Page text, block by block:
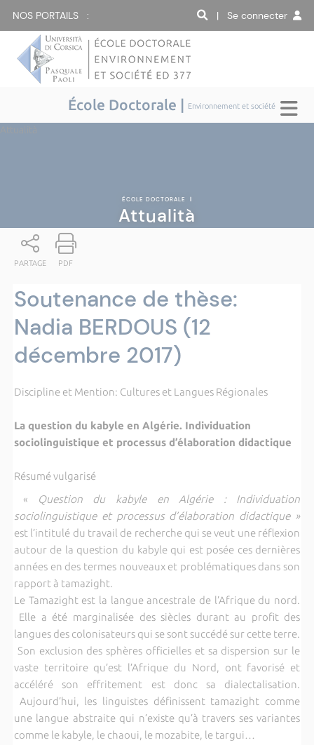
NOS PORTAILS : | Se connecter
École Doctorale | Environnement et société
ÉCOLE DOCTORALE |
Attualità
PARTAGE PDF
Soutenance de thèse:
Nadia BERDOUS (12
décembre 2017)
Discipline et Mention: Cultures et Langues Régionales
La question du kabyle en Algérie. Individuation
sociolinguistique et processus d’élaboration didactique
Résumé vulgarisé
«
Question du kabyle en Algérie : Individuation
sociolinguistique et processus d’élaboration didactique »
est l’intitulé du travail de recherche qui se veut une réflexion
autour de la question du kabyle qui est posée ces dernières
années en des termes nouveaux et problématiques dans son
rapport à tamazight.
Le Tamazight est la langue ancestrale de l’Afrique du nord.
Elle a été marginalisée des siècles durant au profit des
langues des colonisateurs qui se sont succédé sur cette terre.
Son exclusion des sphères officielles et sa dispersion sur le
vaste territoire qu’est l’Afrique du Nord, ont favorisé et
accéléré son effritement est donc sa dialectalisation.
Aujourd’hui, les linguistes définissent tamazight comme
une langue abstraite qui n’existe qu’à travers ses variantes
comme le kabyle, le chaoui, le mozabite, le targui…